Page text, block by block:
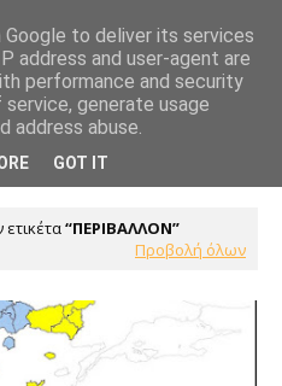
ΠΕΡΙΒΑΛΛΟΝ
Προβολή όλων
to deliver its services
address and user-agent are
performance and security
generate usage
address abuse.
GOT IT